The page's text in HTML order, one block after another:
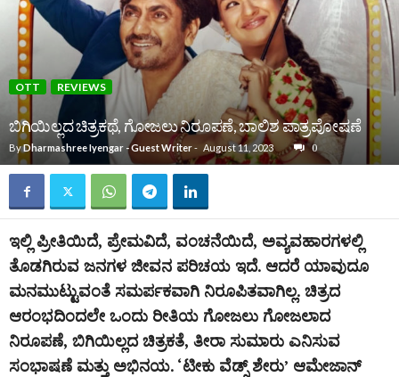
OTT REVIEWS
ಬಿಗಿಯಿಲ್ಲದ ಚಿತ್ರಕಥೆ, ಗೋಜಲು ನಿರೂಪಣೆ, ಬಾಲಿಶ ಪಾತ್ರಪೋಷಣೆ
ByDharmashree Iyengar - Guest Writer- August 11, 2023 0
ಇಲ್ಲಿ ಪ್ರೀತಿಯಿದೆ, ಪ್ರೇಮವಿದೆ, ವಂಚನೆಯಿದೆ, ಅವ್ಯವಹಾರಗಳಲ್ಲಿ
ತೊಡಗಿರುವ ಜನಗಳ ಜೀವನ ಪರಿಚಯ ಇದೆ. ಆದರೆ ಯಾವುದೂ
ಮನಮುಟ್ಟುವಂತೆ ಸಮರ್ಪಕವಾಗಿ ನಿರೂಪಿತವಾಗಿಲ್ಲ. ಚಿತ್ರದ
ಆರಂಭದಿಂದಲೇ ಒಂದು ರೀತಿಯ ಗೋಜಲು ಗೋಜಲಾದ
ನಿರೂಪಣೆ, ಬಿಗಿಯಿಲ್ಲದ ಚಿತ್ರಕತೆ, ತೀರಾ ಸುಮಾರು ಎನಿಸುವ
ಸಂಭಾಷಣೆ ಮತ್ತು ಅಭಿನಯ. ‘ಟೀಕು ವೆಡ್ಸ್ ಶೇರು’ ಆಮೇಜಾನ್